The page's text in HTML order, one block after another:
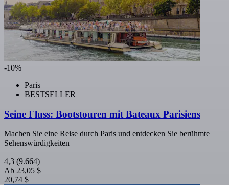
-10%
Paris
BESTSELLER
Seine Fluss: Bootstouren mit Bateaux Parisiens
Machen Sie eine Reise durch Paris und entdecken Sie berühmte
Sehenswürdigkeiten
4,3 (9.664)
Ab 23,05 $
20,74 $